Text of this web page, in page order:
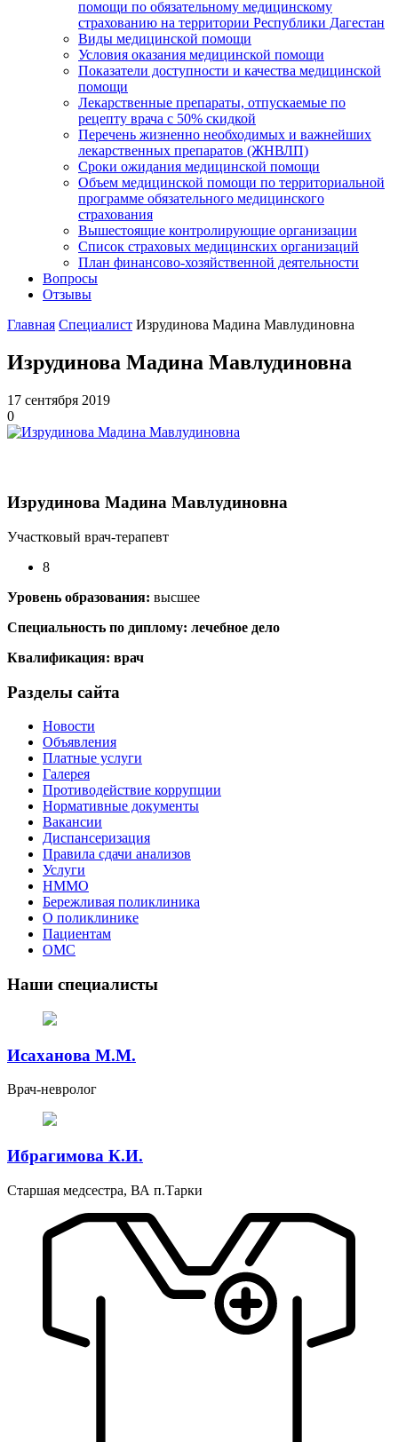
помощи по обязательному медицинскому
страхованию на территории Республики Дагестан
Виды медицинской помощи
Условия оказания медицинской помощи
Показатели доступности и качества медицинской
помощи
Лекарственные препараты, отпускаемые по
рецепту врача с 50% скидкой
Перечень жизненно необходимых и важнейших
лекарственных препаратов (ЖНВЛП)
Сроки ожидания медицинской помощи
Объем медицинской помощи по территориальной
программе обязательного медицинского
страхования
Вышестоящие контролирующие организации
Список страховых медицинских организаций
План финансово-хозяйственной деятельности
Вопросы
Отзывы
Главная Специалист Изрудинова Мадина Мавлудиновна
Изрудинова Мадина Мавлудиновна
17 сентября 2019
0
Изрудинова Мадина Мавлудиновна
Участковый врач-терапевт
8
Уровень образования: высшее
Специальность по диплому: лечебное дело
Квалификация: врач
Разделы сайта
Новости
Объявления
Платные услуги
Галерея
Противодействие коррупции
Нормативные документы
Вакансии
Диспансеризация
Правила сдачи анализов
Услуги
НММО
Бережливая поликлиника
О поликлинике
Пациентам
ОМС
Наши специалисты
Исаханова М.М.
Врач-невролог
Ибрагимова К.И.
Старшая медсестра, ВА п.Тарки